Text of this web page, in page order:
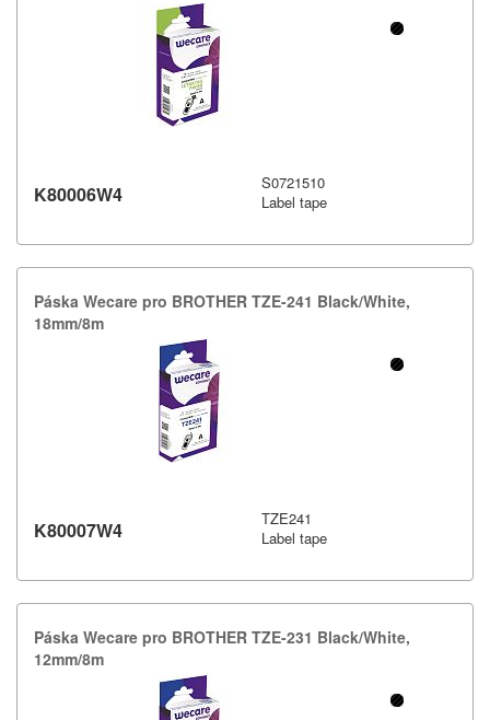
K80006W4
S0721510
Label tape
Páska Wecare pro BROTHER TZE-​241 Black/​White,​
18mm/​8m
K80007W4
TZE241
Label tape
Páska Wecare pro BROTHER TZE-​231 Black/​White,​
12mm/​8m